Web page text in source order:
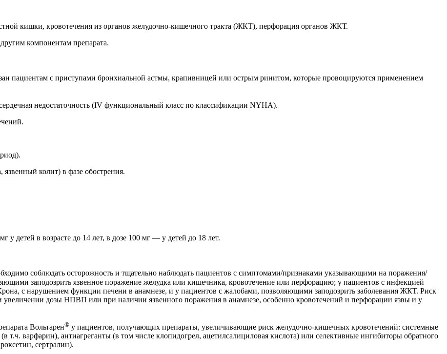
кишки, кровотечения из органов желудочно-кишечного тракта (ЖКТ), перфорация органов ЖКТ.
компонентам препарата.
пациентам с приступами бронхиальной астмы, крапивницей или острым ринитом, которые провоцируются применением
недостаточность (IV функциональный класс по классификации NYHA).
колит) в фазе обострения.
детей в возрасте до 14 лет, в дозе 100 мг — у детей до 18 лет.
соблюдать осторожность и тщательно наблюдать пациентов с симптомами/признаками указывающими на поражения/
заподозрить язвенное поражение желудка или кишечника, кровотечение или перфорацию; у пациентов с инфекцией
с нарушением функции печени в анамнезе, и у пациентов с жалобами, позволяющими заподозрить заболевания ЖКТ. Риск
увеличении дозы НПВП или при наличии язвенного поражения в анамнезе, особенно кровотечений и перфорации язвы и у
Вольтарен® у пациентов, получающих препараты, увеличивающие риск желудочно-кишечных кровотечений: системные
т.ч. варфарин), антиагреганты (в том числе клопидогрел, ацетилсалициловая кислота) или селективные ингибиторы обратного
сертралин).